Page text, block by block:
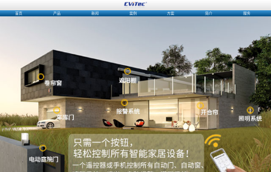
首页 产品 新闻 案例 方案 简介 服务